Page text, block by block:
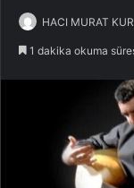
HACI MURAT
1 dakika okuma